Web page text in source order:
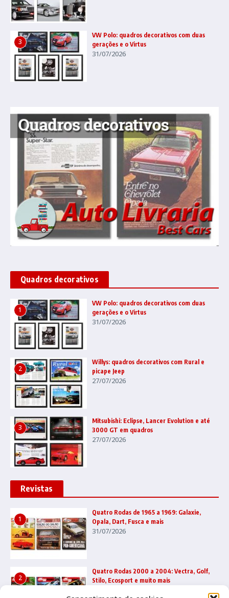
3
VW Polo: quadros decorativos com duas
gerações e o Virtus
31/07/2026
Quadros decorativos
1
VW Polo: quadros decorativos com duas
gerações e o Virtus
31/07/2026
2
Willys: quadros decorativos com Rural e
picape Jeep
27/07/2026
3
Mitsubishi: Eclipse, Lancer Evolution e até
3000 GT em quadros
27/07/2026
Revistas
1
Quatro Rodas de 1965 a 1969: Galaxie,
Opala, Dart, Fusca e mais
31/07/2026
2
Quatro Rodas 2000 a 2004: Vectra, Golf,
Stilo, Ecosport e muito mais